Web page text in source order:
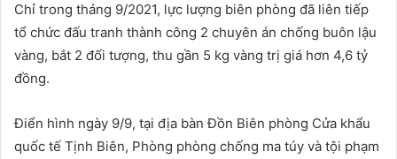
Chỉ trong tháng 9/2021, lực lượng biên phòng đã liên tiếp
tổ chức đấu tranh thành công 2 chuyên án chống buôn lậu
vàng, bắt 2 đối tượng, thu gần 5 kg vàng trị giá hơn 4,6 tỷ
đồng.
Điển hình ngày 9/9, tại địa bàn Đồn Biên phòng Cửa khẩu
quốc tế Tịnh Biên, Phòng phòng chống ma túy và tội phạm